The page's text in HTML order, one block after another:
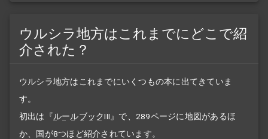
ウルシラ地方はこれまでにどこで紹
介された？
ウルシラ地方はこれまでにいくつもの本に出てきていま
す。
初出は『ルールブックIII』で、289ページに地図があるほ
か、国が8つほど紹介されています。